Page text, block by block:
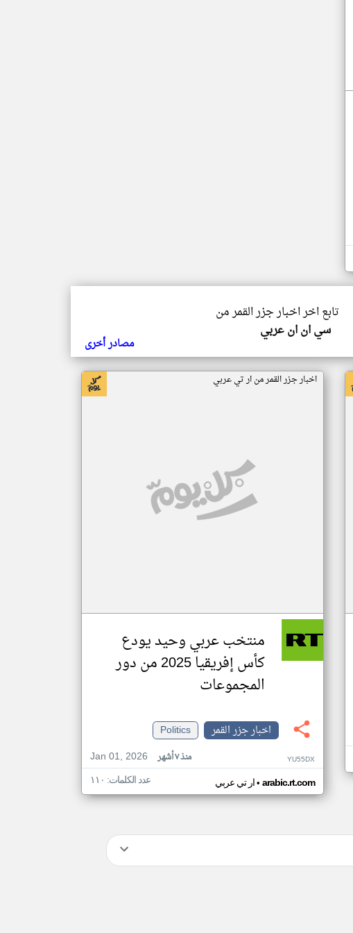
تابع اخر اخبار جزر القمر من
سي ان ان عربي
مصادر أخرى
اخبار جزر القمر من ار تي عربي
منتخب عربي وحيد يودع
كأس إفريقيا 2025 من دور
المجموعات
اخبار جزر القمر
Politics
Jan 01, 2026
منذ ٧ أشهر YU55DX
ار تي عربي• arabic.rt.com عدد الكلمات: ١١٠